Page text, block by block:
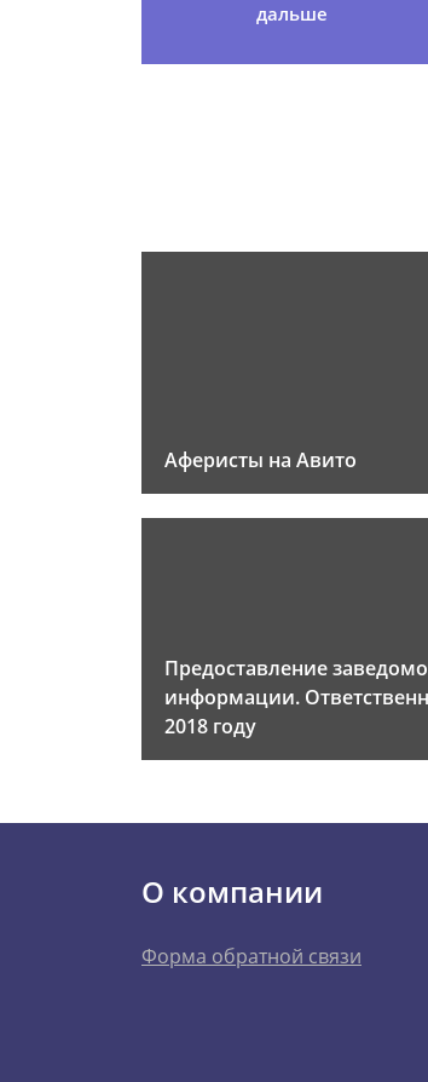
дальше
Аферисты на Авито
Предоставление
информации.
2018 году
О компании
Форма обратной связи